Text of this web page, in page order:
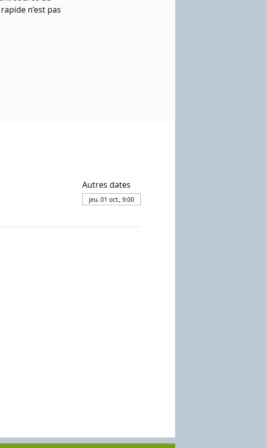
n’est pas
Autres dates
jeu. 01 oct., 9:00